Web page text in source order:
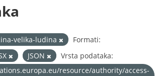
velika-ludina
Formati:
JSON
Vrsta podataka:
resource/authority/access-